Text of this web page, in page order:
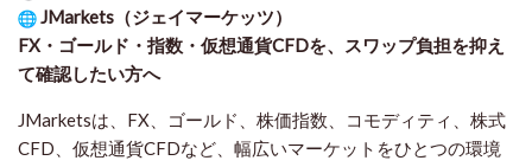
JMarkets（ジェイマーケッツ）
FX・ゴールド・指数・仮想通貨CFDを、スワップ負担を抑え
て確認したい方へ
JMarketsは、FX、ゴールド、株価指数、コモディティ、株式
CFD、仮想通貨CFDなど、幅広いマーケットをひとつの環境